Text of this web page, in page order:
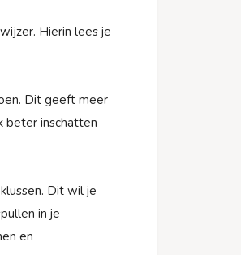
Hierin lees je
Dit geeft meer
beter inschatten
Dit wil je
in je
en